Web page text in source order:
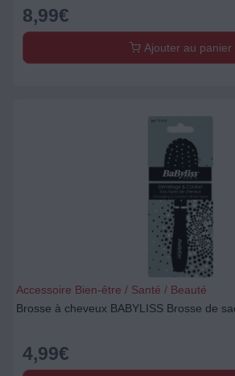
8,99€
Ajouter au panier
Accessoire Bien-être / Santé / Beauté
Brosse à cheveux BABYLISS Brosse de
4,99€